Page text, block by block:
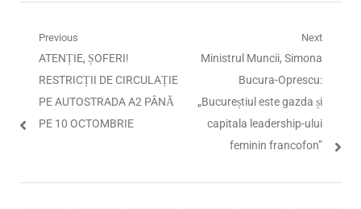
Navigare
articole
Previous
Previous
post:
ATENȚIE, ȘOFERI!
RESTRICȚII DE CIRCULAȚIE
PE AUTOSTRADA A2 PÂNĂ
PE 10 OCTOMBRIE
Next
Next
Ministrul Muncii, Simona
Bucura-Oprescu:
„Bucureștiul este gazda și
capitala leadership-ului
feminin francofon”